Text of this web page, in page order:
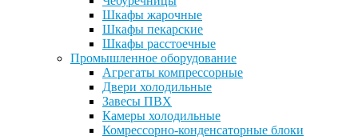
Шкафы жарочные
Шкафы пекарские
Шкафы расстоечные
Промышленное оборудование
Агрегаты компрессорные
Двери холодильные
Завесы ПВХ
Камеры холодильные
Комрессорно-конденсаторные блоки